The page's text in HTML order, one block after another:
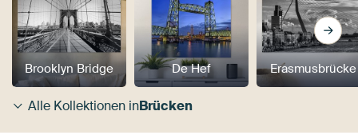
Brooklyn Bridge De Hef Erasmusbrücke
Alle Kollektionen inBrücken